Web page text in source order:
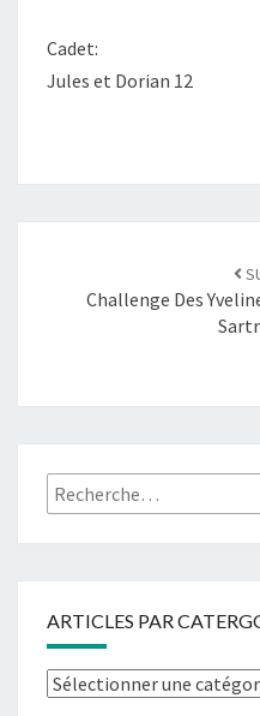
Cadet:
Jules et Dorian 12
Challenge Des
ARTICLES PAR